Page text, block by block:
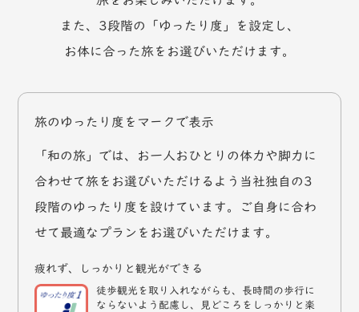
また、3段階の「ゆったり度」を設定し、
お体に合った旅をお選びいただけます。
旅のゆったり度をマークで表示
「和の旅」では、お一人おひとりの体力や脚力に
合わせて旅をお選びいただけるよう当社独自の3
段階のゆったり度を設けています。ご自身に合わ
せて最適なプランをお選びいただけます。
疲れず、しっかりと観光ができる
徒歩観光を取り入れながらも、長時間の歩行に
ならないよう配慮し、見どころをしっかりと楽